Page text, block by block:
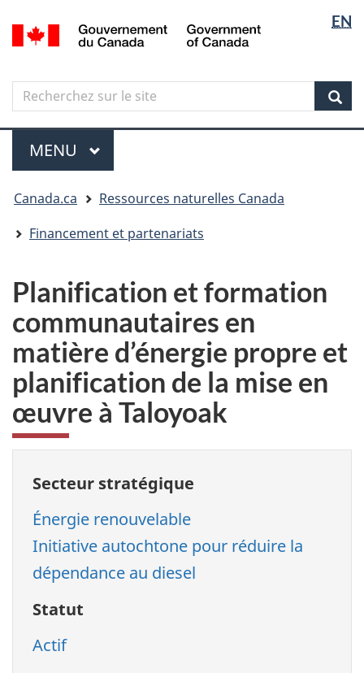
Aller
au
principal
Skip
to
government"
Passer
à
version
simplifiée
langue
EN
Canada
Search
Recherchez
sur
le
site
Menu
MENU PRINCIPAL
êtes
ici
Canada.ca
Ressources naturelles Canada
Financement et partenariats
Planification et formation
communautaires en
matière d’énergie propre et
planification de la mise en
œuvre à Taloyoak
Secteur stratégique
Énergie renouvelable
Initiative autochtone pour réduire la
dépendance au diesel
Statut
Actif